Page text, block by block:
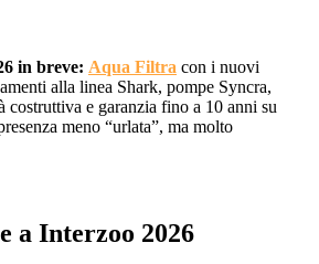
in breve: Aqua Filtra con i nuovi
alla linea Shark, pompe Syncra,
costruttiva e garanzia fino a 10 anni su
meno “urlata”, ma molto
a Interzoo 2026